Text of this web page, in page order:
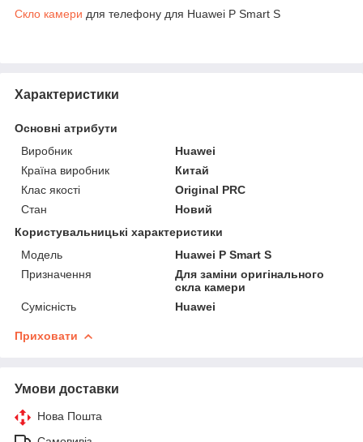
Скло камери для телефону для Huawei P Smart S
Характеристики
Основні атрибути
Виробник
Huawei
Країна виробник
Китай
Клас якості
Original PRC
Стан
Новий
Користувальницькі характеристики
Мoдель
Huawei P Smart S
Призначення
Для заміни оригінального
скла камери
Сумісність
Huawei
Приховати
Умови доставки
Нова Пошта